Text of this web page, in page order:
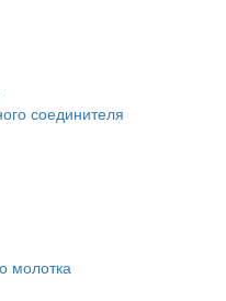
соединителя
молотка